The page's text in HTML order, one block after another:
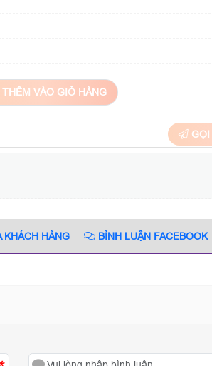
VÀO GIỎ HÀNG
HÀNG BÌNH LUẬN FACEBOOK